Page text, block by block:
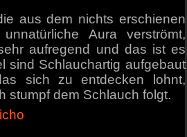
aus dem nichts erschienen
Aura verströmt,
aufregend und das ist es
sind Schlauchartig aufgebaut
sich zu entdecken lohnt,
stumpf dem Schlauch folgt.